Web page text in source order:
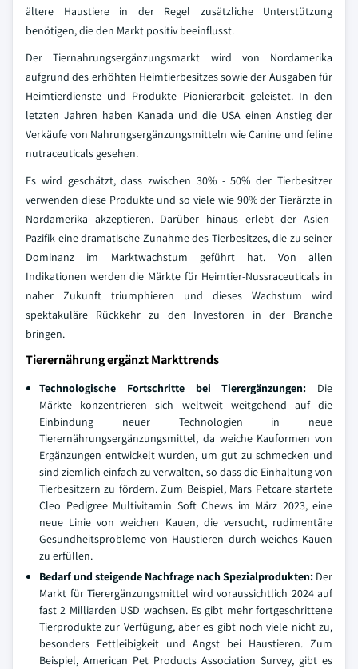
ältere Haustiere in der Regel zusätzliche Unterstützung
benötigen, die den Markt positiv beeinflusst.
Der Tiernahrungsergänzungsmarkt wird von Nordamerika
aufgrund des erhöhten Heimtierbesitzes sowie der Ausgaben für
Heimtierdienste und Produkte Pionierarbeit geleistet. In den
letzten Jahren haben Kanada und die USA einen Anstieg der
Verkäufe von Nahrungsergänzungsmitteln wie Canine und feline
nutraceuticals gesehen.
Es wird geschätzt, dass zwischen 30% - 50% der Tierbesitzer
verwenden diese Produkte und so viele wie 90% der Tierärzte in
Nordamerika akzeptieren. Darüber hinaus erlebt der Asien-
Pazifik eine dramatische Zunahme des Tierbesitzes, die zu seiner
Dominanz im Marktwachstum geführt hat. Von allen
Indikationen werden die Märkte für Heimtier-Nussraceuticals in
naher Zukunft triumphieren und dieses Wachstum wird
spektakuläre Rückkehr zu den Investoren in der Branche
bringen.
Tierernährung ergänzt Markttrends
Technologische Fortschritte bei Tierergänzungen: Die
Märkte konzentrieren sich weltweit weitgehend auf die
Einbindung neuer Technologien in neue
Tierernährungsergänzungsmittel, da weiche Kauformen von
Ergänzungen entwickelt wurden, um gut zu schmecken und
sind ziemlich einfach zu verwalten, so dass die Einhaltung von
Tierbesitzern zu fördern. Zum Beispiel, Mars Petcare startete
Cleo Pedigree Multivitamin Soft Chews im März 2023, eine
neue Linie von weichen Kauen, die versucht, rudimentäre
Gesundheitsprobleme von Haustieren durch weiches Kauen
zu erfüllen.
Bedarf und steigende Nachfrage nach Spezialprodukten: Der
Markt für Tierergänzungsmittel wird voraussichtlich 2024 auf
fast 2 Milliarden USD wachsen. Es gibt mehr fortgeschrittene
Tierprodukte zur Verfügung, aber es gibt noch viele nicht zu,
besonders Fettleibigkeit und Angst bei Haustieren. Zum
Beispiel, American Pet Products Association Survey, gibt es